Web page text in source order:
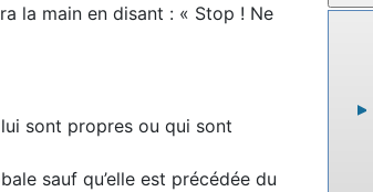
la main en disant : « Stop ! Ne
sont propres ou qui sont
sauf qu’elle est précédée du